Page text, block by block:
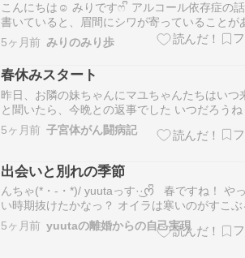
こんにちは☺️ みりですෆ ᩚ ​アルコール依存症の
書いていると、眉間にシワが寄っていることが
す???? そんな中、DMでものすごく温かいリク
をいただいたんです。 ​「みりさんのキャラ弁
見たいです！????」 ​嬉しすぎましたーーー
あ…
5ヶ月前 みりのみり歩
春休みスタート
昨日、お隣の妹ちゃんにマユちゃんたちはいつ
と聞いたら、今晩との返事でした いつだろう
んきに考えていたので、私たちのほうがちょっ
ました そうと分かれば夫と相談をして、今週
LINEで送信。 もちろん予定がな…
5ヶ月前 子宮体がん闘病記
出会いと別れの季節
んちゃ(*・‐・*)/ yuutaっす·͜·ᰔᩚ 春ですね！ や
い時期抜けたかなっ？ オイラは寒いのがすこ
なんで 冬の寒い時期はほとんど動かないし出
仕事は行くけどもね。さすがにね いろんなと
5ヶ月前 yuutaの離婚からの自己実現